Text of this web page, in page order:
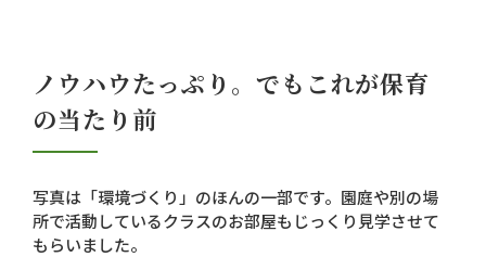
ノウハウたっぷり。でもこれが保育
の当たり前
写真は「環境づくり」のほんの一部です。園庭や別の場
所で活動しているクラスのお部屋もじっくり見学させて
もらいました。